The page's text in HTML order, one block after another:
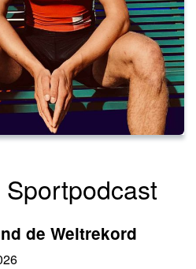
de Weltrekord